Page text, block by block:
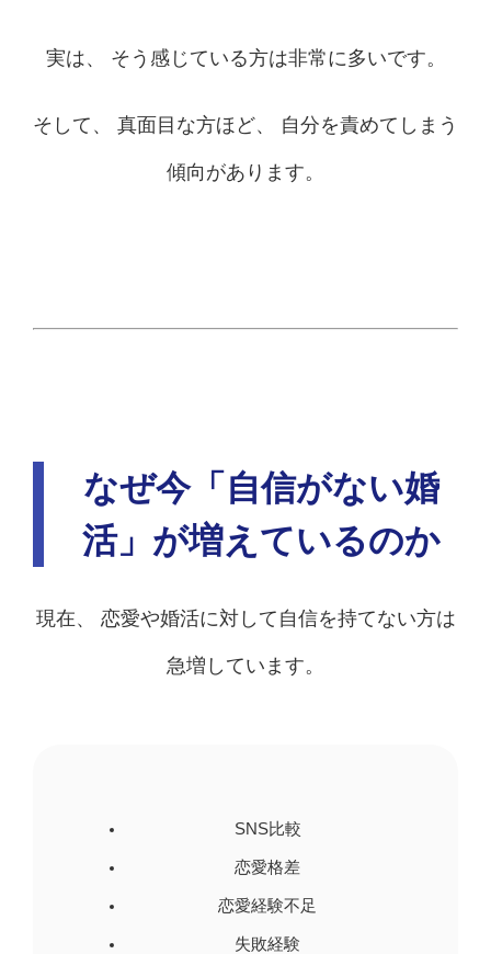
実は、 そう感じている方は非常に多いです。
そして、 真面目な方ほど、 自分を責めてしまう
傾向があります。
なぜ今「自信がない婚
活」が増えているのか
現在、 恋愛や婚活に対して自信を持てない方は
急増しています。
SNS比較
恋愛格差
恋愛経験不足
失敗経験